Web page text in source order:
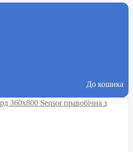
До кошика